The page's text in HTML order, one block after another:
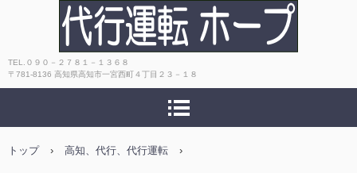
高知 おすすめ！キャッシュレス決
済OK！安心・安全・丁寧で評判！代
行運転ホープ
TEL.０９０－２７８１－１３６８
〒781-8136 高知県高知市一宮西町４丁目２３－１８
トップ › 高知、代行、代行運転 ›